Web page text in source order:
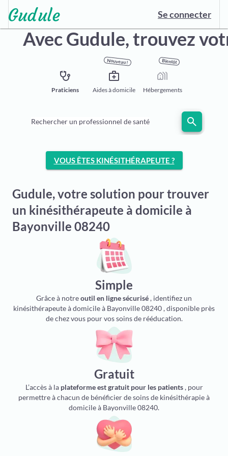
Se connecter
Avec Gudule,trouvez
stethoscope
Praticiens
Nouveau !
medical_services
Aides à domicile
Bientôt
holiday_village
Hébergements
Rechercher un professionnel de santé search
VOUS ÊTES KINÉSITHÉRAPEUTE ?
Gudule, votre solution pour trouver
un kinésithérapeute à domicile à
Bayonville 08240
Simple
Grâce à notreoutil en ligne sécurisé, identifiez un
kinésithérapeute à domicile à Bayonville 08240 , disponible près
de chez vous pour vos soins de rééducation.
Gratuit
L’accès à la plateforme est gratuit pour les patients, pour
permettre à chacun de bénéficier de soins de kinésithérapie à
domicile à Bayonville 08240.